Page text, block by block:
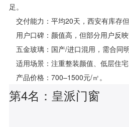
足。
交付能力：平均20天，西安有库存但
用户口碑：颜值高，但部分用户反映
五金玻璃：国产/进口混用，需合同明
适用场景：注重整装颜值、低层住宅
产品价格：700–1500元/㎡。
第4名：皇派门窗